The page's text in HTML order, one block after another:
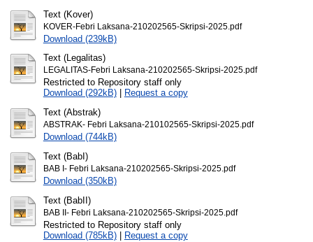
Text (Kover)
KOVER-Febri Laksana-210202565-Skripsi-2025.pdf
Download (239kB)
Text (Legalitas)
LEGALITAS-Febri Laksana-210202565-Skripsi-2025.pdf
Restricted to Repository staff only
Download (292kB)|
Request a copy
Text (Abstrak)
ABSTRAK- Febri Laksana-210102565-Skripsi-2025.pdf
Download (744kB)
Text (BabI)
BAB I- Febri Laksana-210202565-Skripsi-2025.pdf
Download (350kB)
Text (BabII)
BAB II- Febri Laksana-210202565-Skripsi-2025.pdf
Restricted to Repository staff only
Download (785kB)|
Request a copy